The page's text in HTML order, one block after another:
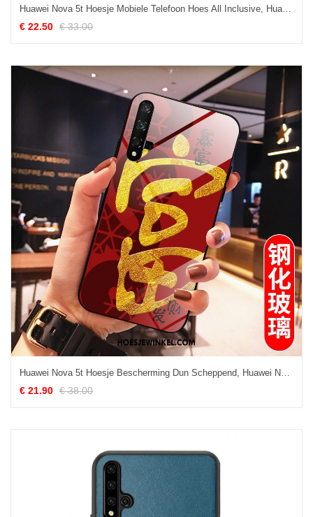
Huawei Nova 5t Hoesje Mobiele Telefoon Hoes All Inclusive, Huawei Nova 5t Hoesje Bloemen Anti-fall
€ 22.50 € 33.00
Huawei Nova 5t Hoesje Bescherming Dun Scheppend, Huawei Nova 5t Hoesje Gehard Glas Siliconen
€ 21.90 € 38.00